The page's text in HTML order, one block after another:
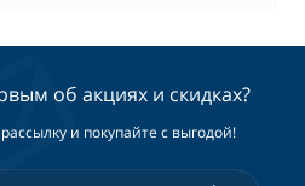
об акциях и скидках?
и покупайте с выгодой!